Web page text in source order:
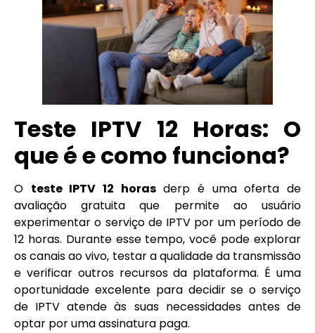
Teste IPTV 12 Horas: O
que é e como funciona?
O teste IPTV 12 horasderp é uma oferta de
avaliação gratuita que permite ao usuário
experimentar o serviço de IPTV por um período de
12 horas. Durante esse tempo, você pode explorar
os canais ao vivo, testar a qualidade da transmissão
e verificar outros recursos da plataforma. É uma
oportunidade excelente para decidir se o serviço
de IPTV atende às suas necessidades antes de
optar por uma assinatura paga.